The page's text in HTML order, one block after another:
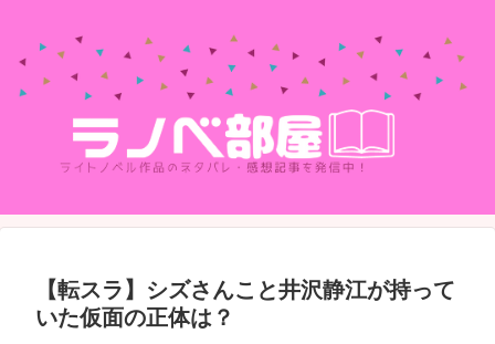
【転スラ】シズさんこと井沢静江が持って
いた仮面の正体は？